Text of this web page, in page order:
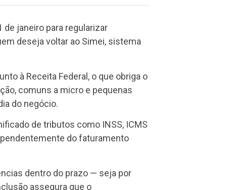
janeiro para regularizar
deseja voltar ao Simei, sistema
à Receita Federal, o que obriga o
comuns a micro e pequenas
do negócio.
de tributos como INSS, ICMS
do faturamento
dentro do prazo — seja por
assegura que o